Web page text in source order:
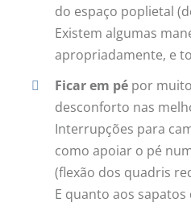
do espaço poplietal
Existem algumas
apropriadamente, e
Ficar em pé por
desconforto nas
Interrupções para
como apoiar o pé
(flexão dos quadris
E quanto aos sapatos